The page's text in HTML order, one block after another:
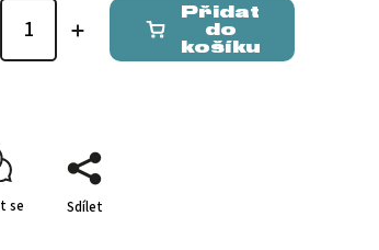
Přidat
do
košíku
se Sdílet